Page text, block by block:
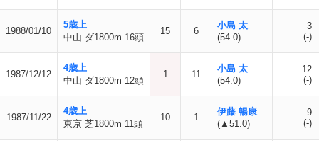
1988/01/10
5歳上
中山 ダ1800m 16頭
15 6
小島 太
(54.0)
3
(-)
1987/12/12
4歳上
中山 ダ1800m 12頭
1 11
小島 太
(54.0)
12
(-)
1987/11/22
4歳上
東京 芝1800m 11頭
10 1
伊藤 暢康
(▲51.0)
9
(-)